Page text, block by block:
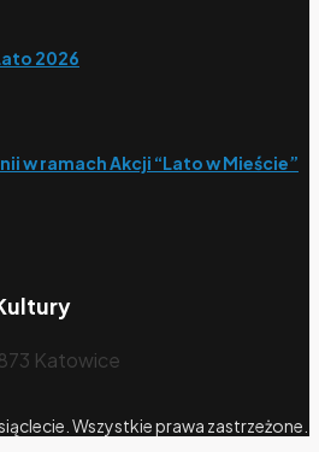
2026
w ramach Akcji “Lato w Mieście”
Katowice
Wszystkie prawa zastrzeżone.